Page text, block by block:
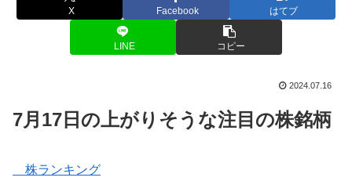
X Facebook はてブ
LINE コピー
2024.07.16
7月17日の上がりそうな注目の株銘柄
株ランキング